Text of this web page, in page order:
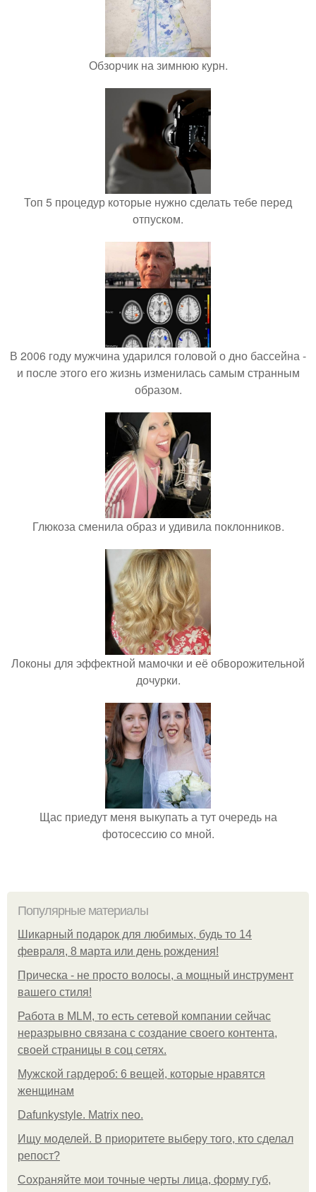
Обзорчик на зимнюю курн.
Топ 5 процедур которые нужно сделать тебе перед
отпуском.
В 2006 году мужчина ударился головой о дно бассейна -
и после этого его жизнь изменилась самым странным
образом.
Глюкоза сменила образ и удивила поклонников.
Локоны для эффектной мамочки и её обворожительной
дочурки.
Щас приедут меня выкупать а тут очередь на
фотосессию со мной.
Популярные материалы
Шикарный подарок для любимых, будь то 14
февраля, 8 марта или день рождения!
Прическа - не просто волосы, а мощный инструмент
вашего стиля!
Работа в MLM, то есть сетевой компании сейчас
неразрывно связана с создание своего контента,
своей страницы в соц сетях.
Мужской гардероб: 6 вещей, которые нравятся
женщинам
Dafunkystyle. Matrix neo.
Ищу моделей. В приоритете выберу того, кто сделал
репост?
Сохраняйте мои точные черты лица, форму губ,